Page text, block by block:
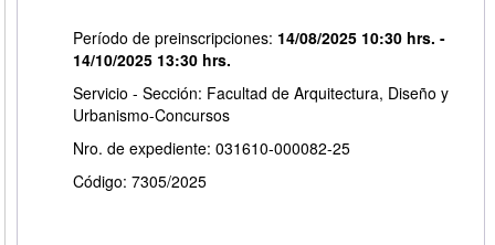
Período de preinscripciones: 14/08/2025 10:30 hrs. -
14/10/2025 13:30 hrs.
Servicio - Sección: Facultad de Arquitectura, Diseño y
Urbanismo-Concursos
Nro. de expediente: 031610-000082-25
Código: 7305/2025